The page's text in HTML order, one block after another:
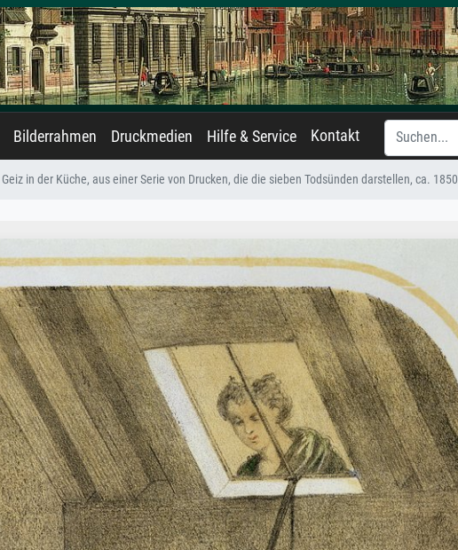
Bilderrahmen Druckmedien Hilfe & Service Kontakt
Geiz in der Küche, aus einer Serie von Drucken, die die sieben Todsünden darstellen, ca. 1850